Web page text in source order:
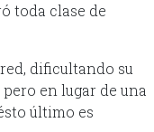
toda clase de
dificultando su
en lugar de una
último es